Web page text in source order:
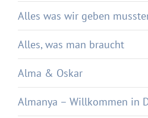
Alles was wir geben
Alles, was man braucht
Alma & Oskar
Almanya – Willkommen in